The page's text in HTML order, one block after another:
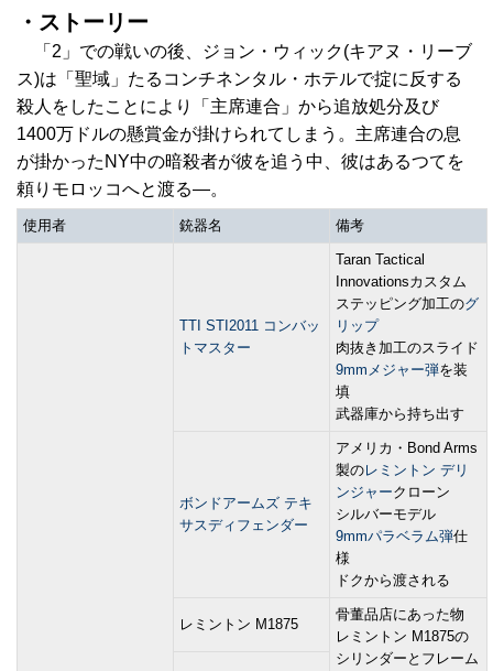
・ストーリー
「2」での戦いの後、ジョン・ウィック(キアヌ・リーブ
ス)は「聖域」たるコンチネンタル・ホテルで掟に反する
殺人をしたことにより「主席連合」から追放処分及び
1400万ドルの懸賞金が掛けられてしまう。主席連合の息
が掛かったNY中の暗殺者が彼を追う中、彼はあるつてを
頼りモロッコへと渡る―。
使用者 銃器名 備考
TTI STI2011 コンバッ
トマスター
Taran Tactical
Innovationsカスタム
ステッピング加工のグ
リップ
肉抜き加工のスライド
9mmメジャー弾を装
填
武器庫から持ち出す
ボンドアームズ テキ
サスディフェンダー
アメリカ・Bond Arms
製のレミントン デリ
ンジャークローン
シルバーモデル
9mmパラベラム弾仕
様
ドクから渡される
レミントン M1875
骨董品店にあった物
レミントン M1875の
シリンダーとフレーム